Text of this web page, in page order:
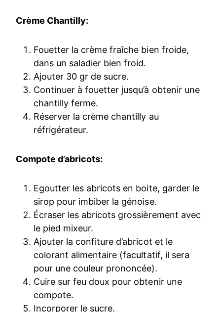
Crème Chantilly:
Fouetter la crème fraîche bien froide,
dans un saladier bien froid.
Ajouter 30 gr de sucre.
Continuer à fouetter jusqu’à obtenir une
chantilly ferme.
Réserver la crème chantilly au
réfrigérateur.
Compote d’abricots:
Egoutter les abricots en boite, garder le
sirop pour imbiber la génoise.
Écraser les abricots grossièrement avec
le pied mixeur.
Ajouter la confiture d’abricot et le
colorant alimentaire (facultatif, il sera
pour une couleur prononcée).
Cuire sur feu doux pour obtenir une
compote.
Incorporer le sucre.